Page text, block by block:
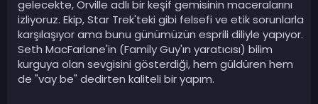
gelecekte, Orville adlı bir keşif gemisinin maceralarını
izliyoruz. Ekip, Star Trek'teki gibi felsefi ve etik sorunlarla
karşılaşıyor ama bunu günümüzün esprili diliyle yapıyor.
Seth MacFarlane'in (Family Guy'ın yaratıcısı) bilim
kurguya olan sevgisini gösterdiği, hem güldüren hem
de "vay be" dedirten kaliteli bir yapım.